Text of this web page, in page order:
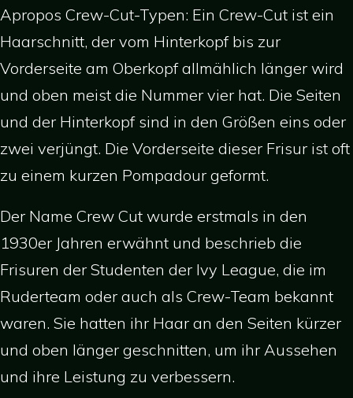
Apropos Crew-Cut-Typen: Ein Crew-Cut ist ein
Haarschnitt, der vom Hinterkopf bis zur
Vorderseite am Oberkopf allmählich länger wird
und oben meist die Nummer vier hat. Die Seiten
und der Hinterkopf sind in den Größen eins oder
zwei verjüngt. Die Vorderseite dieser Frisur ist oft
zu einem kurzen Pompadour geformt.
Der Name Crew Cut wurde erstmals in den
1930er Jahren erwähnt und beschrieb die
Frisuren der Studenten der Ivy League, die im
Ruderteam oder auch als Crew-Team bekannt
waren. Sie hatten ihr Haar an den Seiten kürzer
und oben länger geschnitten, um ihr Aussehen
und ihre Leistung zu verbessern.